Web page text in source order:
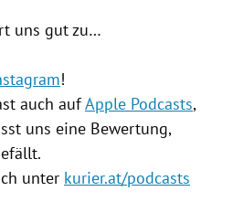
uns gut zu…
!
auch aufApple Podcasts,
uns eine Bewertung,
unter kurier.at/podcasts